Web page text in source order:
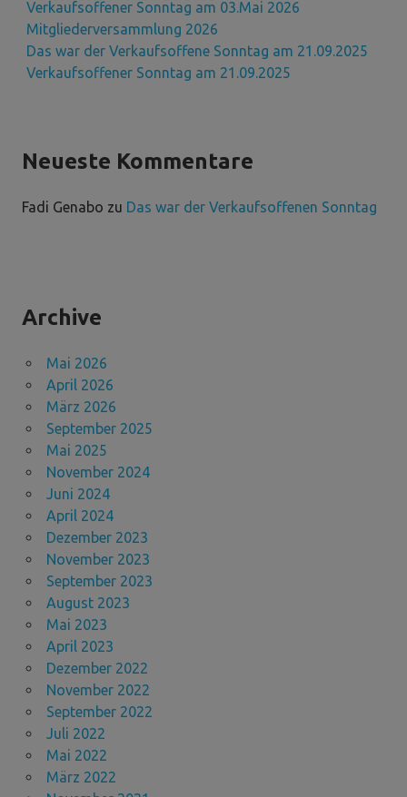
Verkaufsoffener Sonntag am 03.Mai 2026
Mitgliederversammlung 2026
Das war der Verkaufsoffene Sonntag am 21.09.2025
Verkaufsoffener Sonntag am 21.09.2025
Neueste Kommentare
Fadi Genabo zu Das war der Verkaufsoffenen Sonntag
Archive
Mai 2026
April 2026
März 2026
September 2025
Mai 2025
November 2024
Juni 2024
April 2024
Dezember 2023
November 2023
September 2023
August 2023
Mai 2023
April 2023
Dezember 2022
November 2022
September 2022
Juli 2022
Mai 2022
März 2022